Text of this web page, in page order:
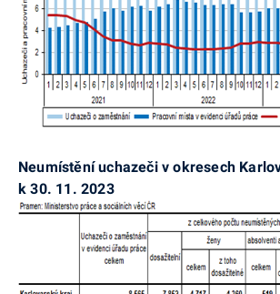
Neumístění uchazeči v okresech
k 30. 11. 2023